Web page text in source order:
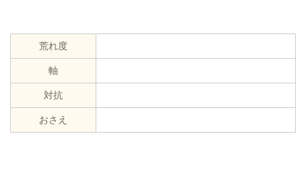
荒れ度
軸
対抗
おさえ